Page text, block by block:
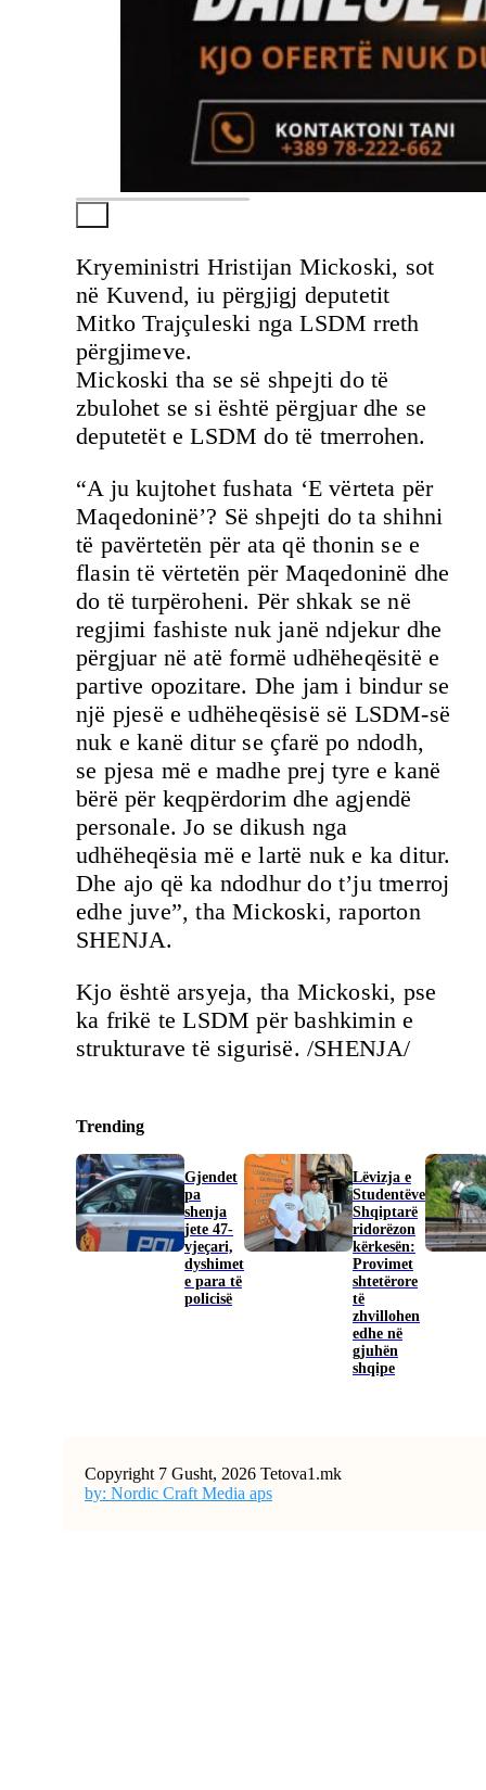
Kryeministri Hristijan Mickoski, sot
në Kuvend, iu përgjigj deputetit
Mitko Trajçuleski nga LSDM rreth
përgjimeve.
Mickoski tha se së shpejti do të
zbulohet se si është përgjuar dhe se
deputetët e LSDM do të tmerrohen.
“A ju kujtohet fushata ‘E vërteta për
Maqedoninë’? Së shpejti do ta shihni
të pavërtetën për ata që thonin se e
flasin të vërtetën për Maqedoninë dhe
do të turpëroheni. Për shkak se në
regjimi fashiste nuk janë ndjekur dhe
përgjuar në atë formë udhëheqësitë e
partive opozitare. Dhe jam i bindur se
një pjesë e udhëheqësisë së LSDM-së
nuk e kanë ditur se çfarë po ndodh,
se pjesa më e madhe prej tyre e kanë
bërë për keqpërdorim dhe agjendë
personale. Jo se dikush nga
udhëheqësia më e lartë nuk e ka ditur.
Dhe ajo që ka ndodhur do t’ju tmerroj
edhe juve”, tha Mickoski, raporton
SHENJA.
Kjo është arsyeja, tha Mickoski, pse
ka frikë te LSDM për bashkimin e
strukturave të sigurisë. /SHENJA/
Trending
Gjendet
pa
shenja
jete 47-
vjeçari,
dyshimet
e para të
policisë
Lëvizja e
Studentëve
Shqiptarë
ridorëzon
kërkesën:
Provimet
shtetërore
të
zhvillohen
edhe në
gjuhën
shqipe
Copyright 7 Gusht, 2026 Tetova1.mk
by: Nordic Craft Media aps